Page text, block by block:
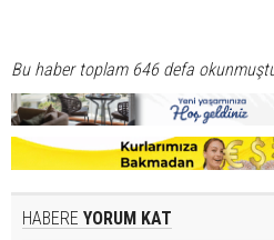
Bu haber toplam 646 defa
HABERE YORUM KAT